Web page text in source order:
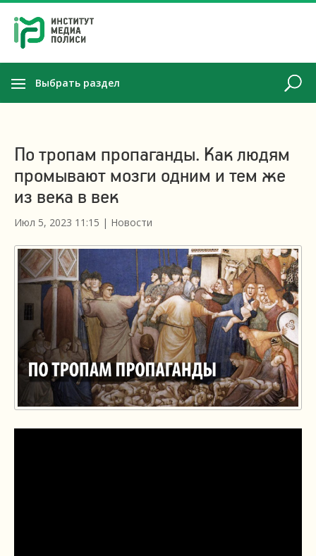
Выбрать раздел
По тропам пропаганды. Как людям
промывают мозги одним и тем же
из века в век
Июл 5, 2023 11:15 | Новости